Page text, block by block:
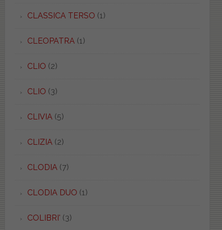
CLASSICA TERSO (1)
CLEOPATRA(1)
CLIO (2)
CLIO (3)
CLIVIA(5)
CLIZIA(2)
CLODIA(7)
CLODIA DUO (1)
COLIBRI' (3)